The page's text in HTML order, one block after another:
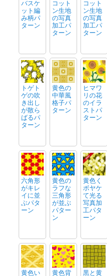
バスケ
ット編
み柄パ
ターン
コット
ン生地
の写真
加工パ
ターン
コット
ン生地
の写真
加工パ
ターン
トゲト
ゲの吹
き出し
が散ら
ばるパ
ターン
黄色の
中華風
格子パ
ターン
ヒマワ
リの花
のイラ
ストパ
ターン
六角形
がキレ
イに並
ぶパタ
ーン
黄色の
ラフな
三角形
が並ぶ
パター
ン
黄色く
ボヤケ
て光る
写真加
工パタ
ーン
黄色い 黄色背 黒と黄